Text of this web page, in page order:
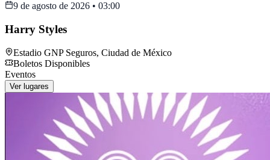
9 de agosto de 2026 • 03:00
Harry Styles
Estadio GNP Seguros, Ciudad de México
Boletos Disponibles
Eventos
Ver lugares